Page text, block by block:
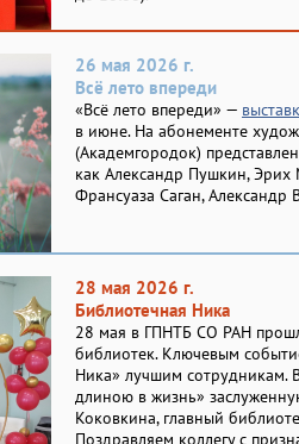
26 мая 2026 г.
Всё лето впереди
«Всё лето впереди» —
в июне. На абонементе
(Академгородок)
как Александр Пушкин, Эрих
Франсуаза Саган,
28 мая 2026 г.
Библиотечная Ника
28 мая в ГПНТБ СО РАН
библиотек. Ключевым
Ника» лучшим сотрудникам.
длиною в жизнь»
Коковкина, главный
Поздравляем коллегу с